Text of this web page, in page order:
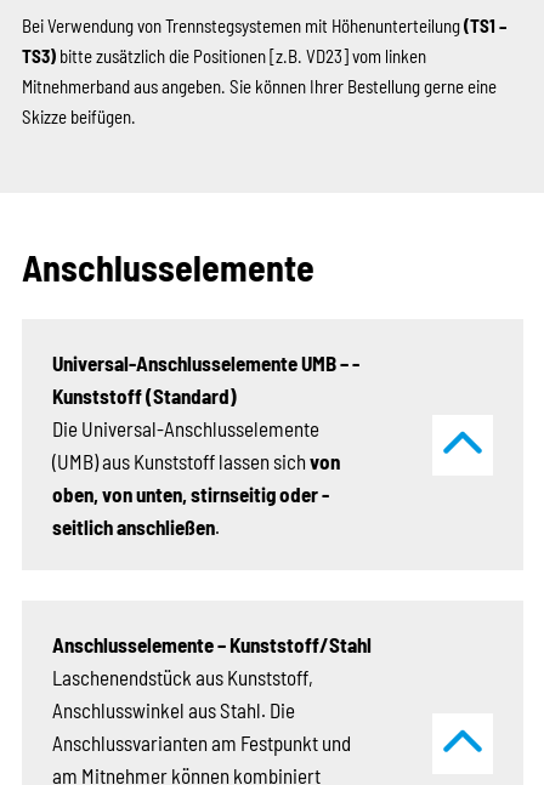
Bei Verwendung von Trennstegsystemen mit Höhenunterteilung(TS1 –
TS3)bitte zusätzlich die Positionen[z.B. VD23]vom linken
Mitnehmerband aus angeben. Sie können Ihrer Bestellung gerne eine
Skizze beifügen.
Anschlusselemente
Universal-Anschlusselemente UMB – ­
Kunststoff (Standard)
Die Universal-Anschlusselemente
(UMB) aus Kunststoff ­lassen sich von
oben, von unten, stirnseitig ­­oder ­
seitlich an­schließen.
Anschlusselemente – Kunststoff/Stahl
Laschenendstück aus Kunststoff,
Anschlusswinkel aus Stahl. Die
Anschlussvarianten am Festpunkt und
am ­Mitnehmer können kombiniert